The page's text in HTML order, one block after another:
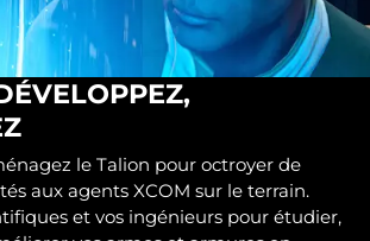
le Talion pour octroyer de
aux agents XCOM sur le terrain.
et vos ingénieurs pour étudier,